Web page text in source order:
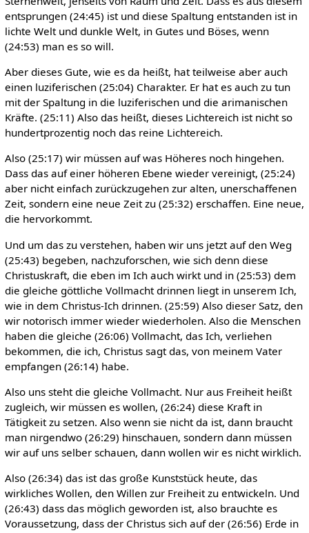
entsprungen (24:45) ist und diese Spaltung entstanden ist in
lichte Welt und dunkle Welt, in Gutes und Böses, wenn
(24:53) man es so will.
Aber dieses Gute, wie es da heißt, hat teilweise aber auch
einen luziferischen (25:04) Charakter. Er hat es auch zu tun
mit der Spaltung in die luziferischen und die arimanischen
Kräfte. (25:11) Also das heißt, dieses Lichtereich ist nicht so
hundertprozentig noch das reine Lichtereich.
Also (25:17) wir müssen auf was Höheres noch hingehen.
Dass das auf einer höheren Ebene wieder vereinigt, (25:24)
aber nicht einfach zurückzugehen zur alten, unerschaffenen
Zeit, sondern eine neue Zeit zu (25:32) erschaffen. Eine neue,
die hervorkommt.
Und um das zu verstehen, haben wir uns jetzt auf den Weg
(25:43) begeben, nachzuforschen, wie sich denn diese
Christuskraft, die eben im Ich auch wirkt und in (25:53) dem
die gleiche göttliche Vollmacht drinnen liegt in unserem Ich,
wie in dem Christus-Ich drinnen. (25:59) Also dieser Satz, den
wir notorisch immer wieder wiederholen. Also die Menschen
haben die gleiche (26:06) Vollmacht, das Ich, verliehen
bekommen, die ich, Christus sagt das, von meinem Vater
empfangen (26:14) habe.
Also uns steht die gleiche Vollmacht. Nur aus Freiheit heißt
zugleich, wir müssen es wollen, (26:24) diese Kraft in
Tätigkeit zu setzen. Also wenn sie nicht da ist, dann braucht
man nirgendwo (26:29) hinschauen, sondern dann müssen
wir auf uns selber schauen, dann wollen wir es nicht wirklich.
Also (26:34) das ist das große Kunststück heute, das
wirkliches Wollen, den Willen zur Freiheit zu entwickeln. Und
(26:43) dass das möglich geworden ist, also brauchte es
Voraussetzung, dass der Christus sich auf der (26:56) Erde in